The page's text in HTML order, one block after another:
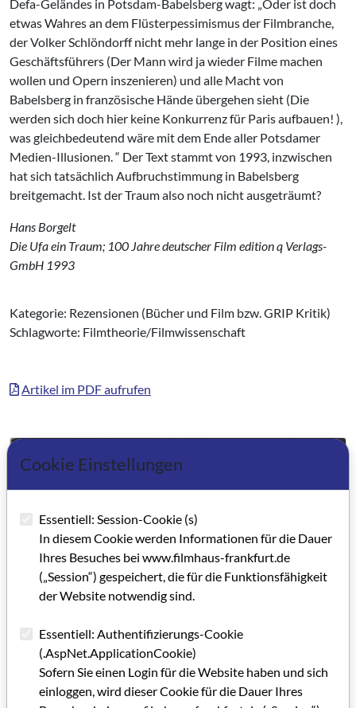
Defa-Geländes in Potsdam-Babelsberg wagt: „Oder ist doch
etwas Wahres an dem Flüsterpessimismus der Filmbranche,
der Volker Schlöndorff nicht mehr lange in der Position eines
Geschäftsführers (Der Mann wird ja wieder Filme machen
wollen und Opern inszenieren) und alle Macht von
Babelsberg in französische Hände übergehen sieht (Die
werden sich doch hier keine Konkurrenz für Paris aufbauen! ),
was gleichbedeutend wäre mit dem Ende aller Potsdamer
Medien-Illusionen. “ Der Text stammt von 1993, inzwischen
hat sich tatsächlich Aufbruchstimmung in Babelsberg
breitgemacht. Ist der Traum also noch nicht ausgeträumt?
Hans Borgelt
Die Ufa ein Traum; 100 Jahre deutscher Film edition q Verlags-
GmbH 1993
Kategorie: Rezensionen (Bücher und Film bzw. GRIP Kritik)
Schlagworte: Filmtheorie/Filmwissenschaft
Artikel im PDF aufrufen
Cookie Einstellungen
Essentiell: Session-Cookie (s)
In diesem Cookie werden Informationen für die Dauer
Ihres Besuches bei www.filmhaus-frankfurt.de
(„Session“) gespeichert, die für die Funktionsfähigkeit
der Website notwendig sind.
Essentiell: Authentifizierungs-Cookie
(.AspNet.ApplicationCookie)
Sofern Sie einen Login für die Website haben und sich
einloggen, wird dieser Cookie für die Dauer Ihres